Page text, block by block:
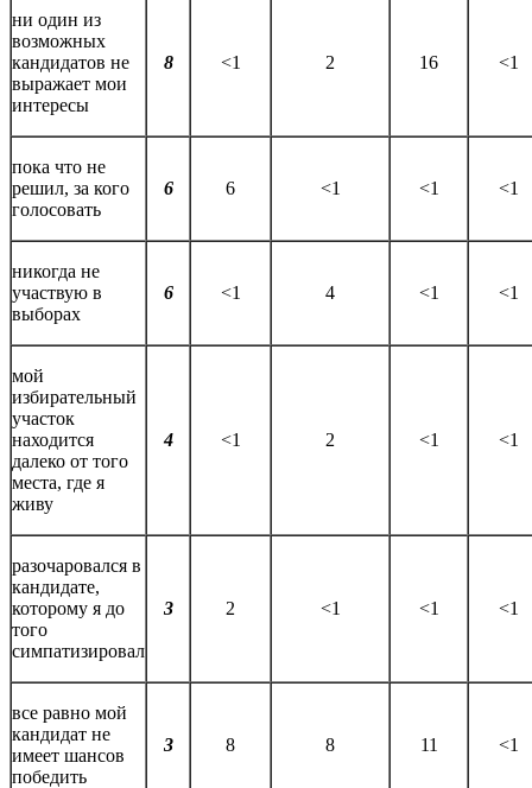
ни один из
возможных
кандидатов не
выражает мои
интересы
8 <1 2 16 <1
пока что не
решил, за кого
голосовать
6 6 <1 <1 <1
никогда не
участвую в
выборах
6 <1 4 <1 <1
мой
избирательный
участок
находится
далеко от того
места, где я
живу
4 <1 2 <1 <1
разочаровался в
кандидате,
которому я до
того
симпатизировал
3 2 <1 <1 <1
все равно мой
кандидат не
имеет шансов
победить
3 8 8 11 <1